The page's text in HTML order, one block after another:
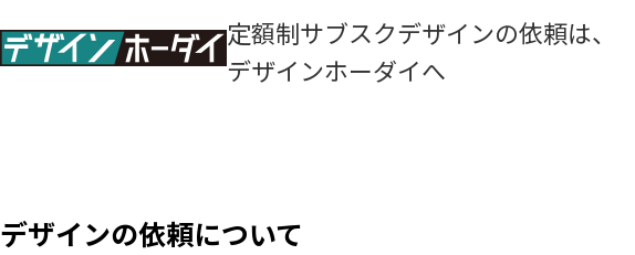
定額制サブスクデザインの依頼は、
デザインホーダイへ
デザインの依頼について